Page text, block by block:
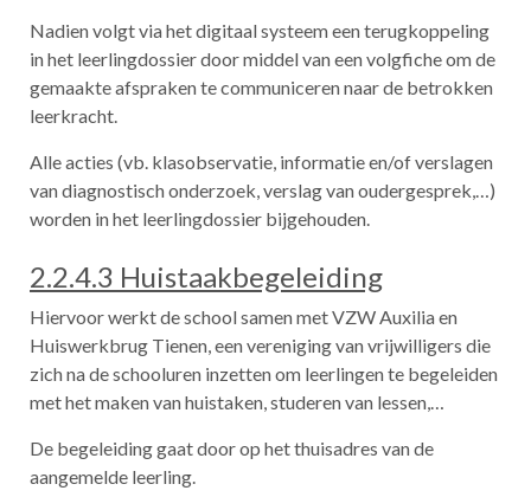
Nadien volgt via het digitaal systeem een terugkoppeling
in het leerlingdossier door middel van een volgfiche om de
gemaakte afspraken te communiceren naar de betrokken
leerkracht.
Alle acties (vb. klasobservatie, informatie en/of verslagen
van diagnostisch onderzoek, verslag van oudergesprek,…)
worden in het leerlingdossier bijgehouden.
2.2.4.3 Huistaakbegeleiding
Hiervoor werkt de school samen met VZW Auxilia en
Huiswerkbrug Tienen, een vereniging van vrijwilligers die
zich na de schooluren inzetten om leerlingen te begeleiden
met het maken van huistaken, studeren van lessen,…
De begeleiding gaat door op het thuisadres van de
aangemelde leerling.